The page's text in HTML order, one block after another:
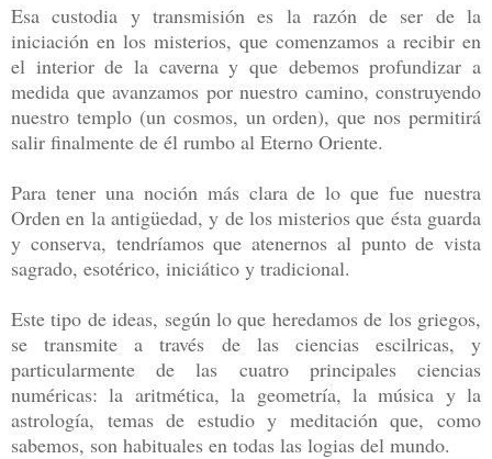
Esa custodia y transmisión es la razón de ser de la
iniciación en los misterios, que comenzamos a recibir en
el interior de la caverna y que debemos profundizar a
medida que avanzamos por nuestro camino, construyendo
nuestro templo (un cosmos, un orden), que nos permitirá
salir finalmente de él rumbo al Eterno Oriente.
Para tener una noción más clara de lo que fue nuestra
Orden en la antigüedad, y de los misterios que ésta guarda
y conserva, tendríamos que atenernos al punto de vista
sagrado, esotérico, iniciático y tradicional.
Este tipo de ideas, según lo que heredamos de los griegos,
se transmite a través de las ciencias escilricas, y
particularmente de las cuatro principales ciencias
numéricas: la aritmética, la geometría, la música y la
astrología, temas de estudio y meditación que, como
sabemos, son habituales en todas las logias del mundo.